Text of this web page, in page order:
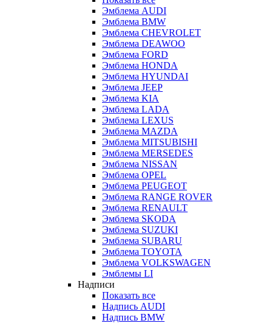
Эмблема AUDI
Эмблема BMW
Эмблема CHEVROLET
Эмблема DEAWOO
Эмблема FORD
Эмблема HONDA
Эмблема HYUNDAI
Эмблема JEEP
Эмблема KIA
Эмблема LADA
Эмблема LEXUS
Эмблема MAZDA
Эмблема MITSUBISHI
Эмблема MERSEDES
Эмблема NISSAN
Эмблема OPEL
Эмблема PEUGEOT
Эмблема RANGE ROVER
Эмблема RENAULT
Эмблема SKODA
Эмблема SUZUKI
Эмблема SUBARU
Эмблема TOYOTA
Эмблема VOLKSWAGEN
Эмблемы LI
Надписи
Показать все
Надпись AUDI
Надпись BMW